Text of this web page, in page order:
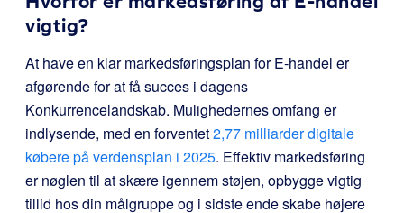
vigtig?
At have en klar markedsføringsplan for E-handel er
afgørende for at få succes i dagens
Konkurrencelandskab. Mulighedernes omfang er
indlysende, med en forventet2,77 milliarder digitale
købere på verdensplan i 2025. Effektiv markedsføring
er nøglen til at skære igennem støjen, opbygge vigtig
tillid hos din målgruppe og i sidste ende skabe højere